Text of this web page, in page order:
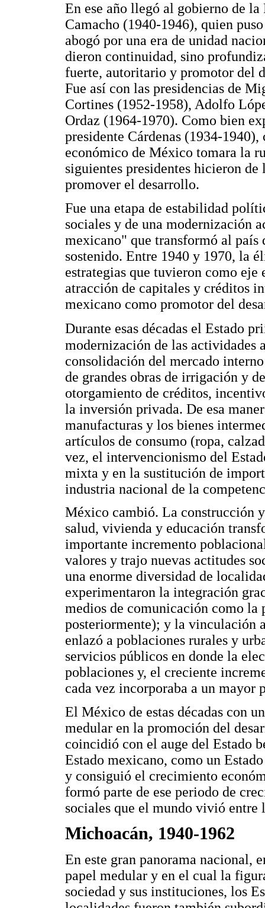
En ese año llegó al gobierno de
Camacho (1940-1946), quien
abogó por una era de unidad
dieron continuidad, sino
fuerte, autoritario y promotor del
Fue así con las presidencias de
Cortines (1952-1958), Adolfo
Ordaz (1964-1970). Como bien
presidente Cárdenas (1934-
económico de México tomara la
siguientes presidentes hicieron
promover el desarrollo.
Fue una etapa de estabilidad
sociales y de una modernización
mexicano" que transformó al
sostenido. Entre 1940 y 1970, la
estrategias que tuvieron como
atracción de capitales y créditos
mexicano como promotor del
Durante esas décadas el Estado
modernización de las actividades
consolidación del mercado
de grandes obras de irrigación y
otorgamiento de créditos,
la inversión privada. De esa
manufacturas y los bienes
artículos de consumo (ropa,
vez, el intervencionismo del
mixta y en la sustitución de
industria nacional de la
México cambió. La construcción
salud, vivienda y educación
importante incremento
valores y trajo nuevas actitudes
una enorme diversidad de
experimentaron la integración
medios de comunicación como
posteriormente); y la vinculación
enlazó a poblaciones rurales y
servicios públicos en donde la
poblaciones y, el creciente
cada vez incorporaba a un mayor
El México de estas décadas con
medular en la promoción del
coincidió con el auge del Estado
Estado mexicano, como un
y consiguió el crecimiento
formó parte de ese periodo de
sociales que el mundo vivió entre
Michoacán, 1940-1962
En este gran panorama nacional,
papel medular y en el cual la
sociedad y sus instituciones, los